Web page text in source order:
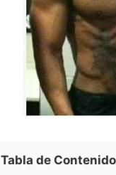
Tabla de